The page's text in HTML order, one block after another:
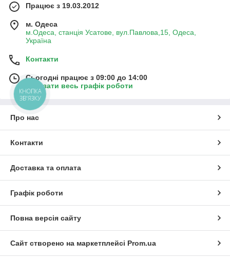
Працює з 19.03.2012
м. Одеса
м.Одеса, станція Усатове, вул.Павлова,15, Одеса,
Україна
Контакти
Сьогодні працює з 09:00 до 14:00
Показати весь графік роботи
Про нас
Контакти
Доставка та оплата
Графік роботи
Повна версія сайту
Сайт створено на маркетплейсі Prom.ua
КНОПКА
ЗВ'ЯЗКУ